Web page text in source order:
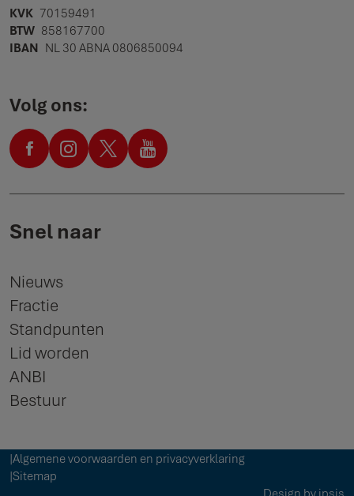
Snel naar
Nieuws
Fractie
Standpunten
Lid worden
ANBI
Bestuur
KVK 70159491
BTW 858167700
IBAN NL 30 ABNA 0806850094
Volg ons:
Algemene voorwaarden en privacyverklaring
Sitemap